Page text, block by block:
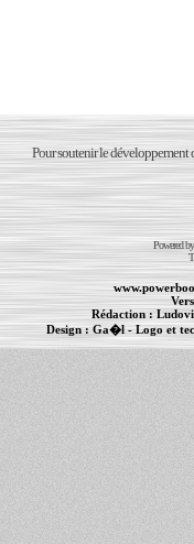
Pour soutenir le développement
Powered
Rédaction :
Design :Ga�l- Logo et
PowerBook